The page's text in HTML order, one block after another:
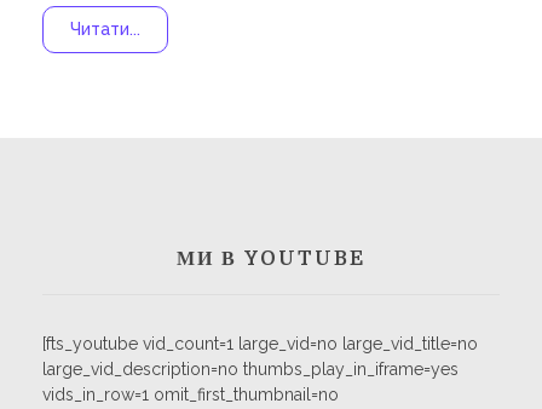
Читати...
МИ В YOUTUBE
[fts_youtube vid_count=1 large_vid=no large_vid_title=no
large_vid_description=no thumbs_play_in_iframe=yes
vids_in_row=1 omit_first_thumbnail=no